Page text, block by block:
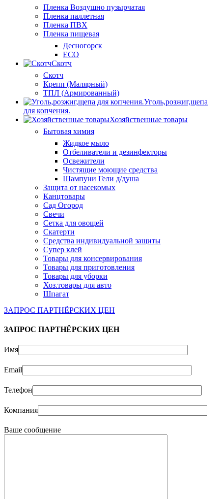
Пленка Воздушно пузырчатая
Пленка паллетная
Пленка ПВХ
Пленка пищевая
Десногорск
ECO
Скотч
Скотч
Крепп (Малярный)
ТПЛ (Армированный)
Уголь,розжиг,щепа
для копчения.
Хозяйственные товары
Бытовая химия
Жидкое мыло
Отбеливатели и дезинфекторы
Освежители
Чистящие моющие средства
Шампуни Гели д/душа
Защита от насекомых
Канцтовары
Сад Огород
Свечи
Сетка для овощей
Скатерти
Средства индивидуальной защиты
Супер клей
Товары для консервирования
Товары для приготовления
Товары для уборки
Хоз.товары для авто
Шпагат
ЗАПРОС ПАРТНЁРСКИХ ЦЕН
ЗАПРОС ПАРТНЁРСКИХ ЦЕН
Имя
Email
Телефон
Компания
Ваше сообщение